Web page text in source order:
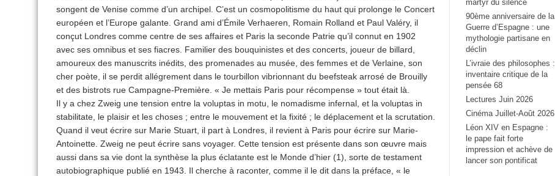
songent de Venise comme d’un archipel. C’est un cosmopolitisme du haut qui prolonge le Concert
européen et l’Europe galante. Grand ami d’Émile Verhaeren, Romain Rolland et Paul Valéry, il
conçut Londres comme centre de ses affaires et Paris la seconde Patrie qu’il connut en 1902
avec ses omnibus et ses fiacres. Familier des bouquinistes et des concerts, joueur de billard,
amoureux des manuscrits inédits, des promenades au musée, des femmes et de Verlaine, son
cher poète, il se perdit allégrement dans le tourbillon vibrionnant du beefsteak arrosé de Brouilly
et des bistrots rue Campagne-Première. « Je mettais Paris pour récompense » tout était là.
Il y a chez Zweig une tension entre la voluptas in motu, le nomadisme infernal, et la voluptas in
stabilitate, le plaisir et les choses ; entre le mouvement et la fixité ; le déplacement et la scrutation.
Quand il veut écrire sur Marie Stuart, il part à Londres, il revient à Paris pour écrire sur Marie-
Antoinette. Zweig ne peut écrire sans voyager. Cette tension est présente dans son œuvre mais
aussi dans sa vie dont la synthèse la plus éclatante est le Monde d’hier (1), sorte de testament
autobiographique publié en 1943. Il cherche à raconter, comme il le dit dans la préface, « le
martyr du silence
90ème anniversaire de la
Guerre d’Espagne : une
mythologie partisane en
déclin
L’ivraie des philosophes :
inventaire critique de la
pensée 68
Lectures Juin 2026
Cinéma Juillet-Août 2026
Léon XIV en Espagne :
le pape fait forte
impression et achève de
lancer son pontificat